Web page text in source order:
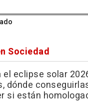
Sociedad
el eclipse solar
dónde
si están